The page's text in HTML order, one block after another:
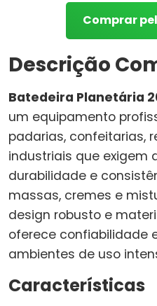
Comprar
Descrição
Batedeira Planetária
um equipamento
padarias, confeitarias,
industriais que exigem
durabilidade e
massas, cremes e
design robusto e
oferece confiabilidade
ambientes de uso
Características